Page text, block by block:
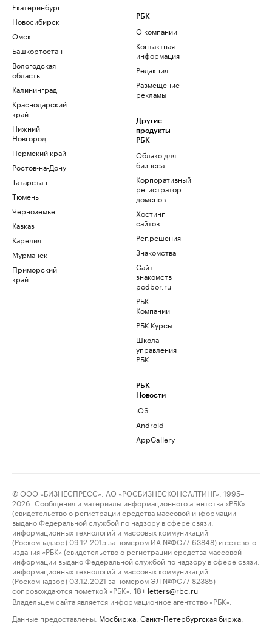
Екатеринбург
Новосибирск
Омск
Башкортостан
Вологодская
область
Калининград
Краснодарский
край
Нижний
Новгород
Пермский край
Ростов-на-Дону
Татарстан
Тюмень
Черноземье
Кавказ
Карелия
Мурманск
Приморский
край
РБК
О компании
Контактная
информация
Редакция
Размещение
рекламы
Другие
продукты
РБК
Облако для
бизнеса
Корпоративный
регистратор
доменов
Хостинг
сайтов
Рег.решения
Знакомства
Сайт
знакомств
podbor.ru
РБК
Компании
РБК Курсы
Школа
управления
РБК
РБК
Новости
iOS
Android
AppGallery
© ООО «БИЗНЕСПРЕСС», АО «РОСБИЗНЕСКОНСАЛТИНГ», 1995–
2026. Сообщения и материалы информационного агентства «РБК»
(свидетельство о регистрации средства массовой информации
выдано Федеральной службой по надзору в сфере связи,
информационных технологий и массовых коммуникаций
(Роскомнадзор) 09.12.2015 за номером ИА №ФС77-63848) и сетевого
издания «РБК» (свидетельство о регистрации средства массовой
информации выдано Федеральной службой по надзору в сфере связи,
информационных технологий и массовых коммуникаций
(Роскомнадзор) 03.12.2021 за номером ЭЛ №ФС77-82385)
сопровождаются пометкой «РБК».
18+ letters@rbc.ru
Владельцем сайта является информационное агентство «РБК».
Данные предоставлены: Мосбиржа Санкт-Петербургская биржа